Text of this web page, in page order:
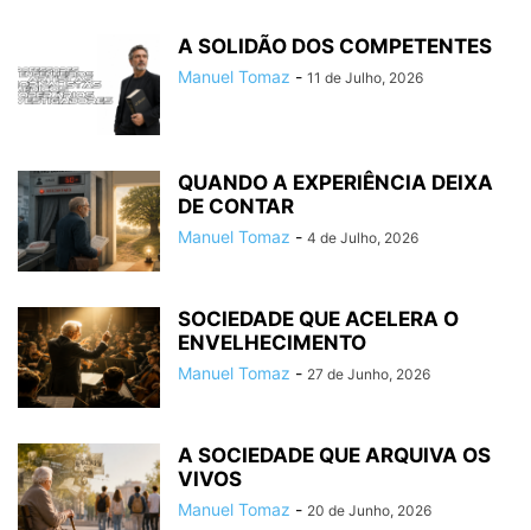
A SOLIDÃO DOS COMPETENTES
Manuel Tomaz - 11 de Julho, 2026
QUANDO A EXPERIÊNCIA DEIXA
DE CONTAR
Manuel Tomaz - 4 de Julho, 2026
SOCIEDADE QUE ACELERA O
ENVELHECIMENTO
Manuel Tomaz - 27 de Junho, 2026
A SOCIEDADE QUE ARQUIVA OS
VIVOS
Manuel Tomaz - 20 de Junho, 2026